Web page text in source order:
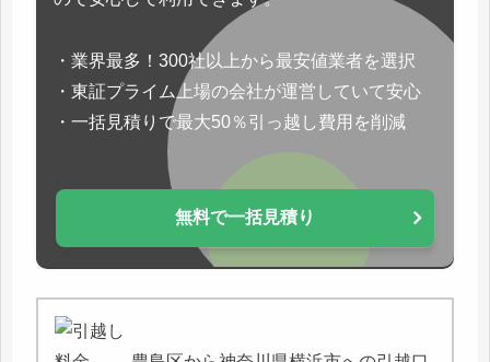
・業界最多！300社以上から最安値業者を選択
・東証プライム上場の会社が運営していて安心
・一括見積りで最大50％引っ越し費用を削減
無料で一括見積り